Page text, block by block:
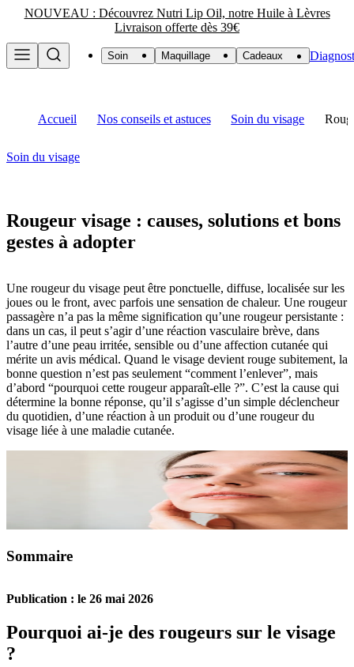
NOUVEAU : Découvrez Nutri Lip Oil, notre Huile à Lèvres
Livraison offerte dès 39€
Soin Maquillage Cadeaux
Accueil Nos conseils et astuces Soin du visage
Soin du visage
Rougeur visage : causes, solutions et bons
gestes à adopter
Une rougeur du visage peut être ponctuelle, diffuse, localisée sur les
joues ou le front, avec parfois une sensation de chaleur. Une rougeur
passagère n’a pas la même signification qu’une rougeur persistante :
dans un cas, il peut s’agir d’une réaction vasculaire brève, dans
l’autre d’une peau irritée, sensible ou d’une affection cutanée qui
mérite un avis médical. Quand le visage devient rouge subitement, la
bonne question n’est pas seulement “comment l’enlever”, mais
d’abord “pourquoi cette rougeur apparaît-elle ?”. C’est la cause qui
détermine la bonne réponse, qu’il s’agisse d’un simple déclencheur
du quotidien, d’une réaction à un produit ou d’une rougeur du
visage liée à une maladie cutanée.
Sommaire
Publication : le 26 mai 2026
Pourquoi ai-je des rougeurs sur le visage
?